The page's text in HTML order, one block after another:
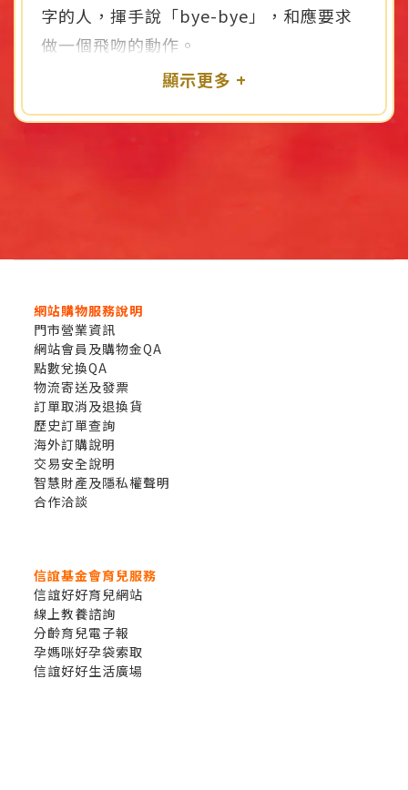
字的人，揮手說「bye-bye」，和應要求
做一個飛吻的動作。
1-2歲
去……，1歲半就可以「了解」周遭熟悉的
也開始「認識」身體部位名稱，同時能重
複他聽到的，說簡單的單字，如爸爸、
抱。
2-3歲
2歲的寶寶可以「了解」200-300個語彙，
爸抱、媽媽車……。可從圖片中找出熟悉
的物品且說出名稱，也會用簡單的語彙提
出要求，如︰給我、車車 ……。已經能瞭
解日常生活的許多事，並嘗試問問題，以
網站購物服務說明
門市營業資訊
網站會員及購物金QA
點數兌換QA
物流寄送及發票
訂單取消及退換貨
歷史訂單查詢
海外訂購說明
交易安全說明
智慧財產及隱私權聲明
合作洽談
信誼基金會育兒服務
信誼好好育兒網站
線上教養諮詢
分齡育兒電子報
孕媽咪好孕袋索取
信誼好好生活廣場